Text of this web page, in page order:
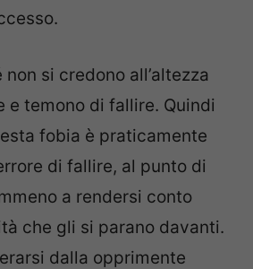
si credono all’altezza
e temono di fallire. Quindi
fobia è praticamente
di fallire, al punto di
a rendersi conto
che gli si parano davanti.
dalla opprimente